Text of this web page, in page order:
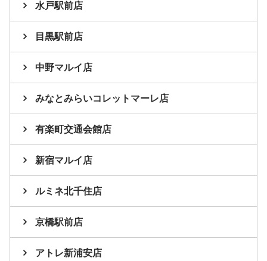
水戸駅前店
目黒駅前店
中野マルイ店
みなとみらいコレットマーレ店
有楽町交通会館店
新宿マルイ店
ルミネ北千住店
京橋駅前店
アトレ新浦安店